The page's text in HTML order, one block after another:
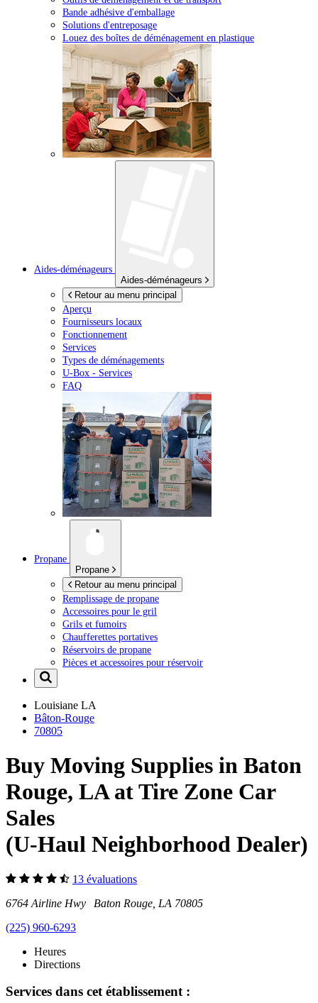
Bande adhésive d'emballage
Solutions d'entreposage
Louez des boîtes de déménagement en plastique
Aides-déménageurs
Aides-déménageurs
Retour au menu principal
Aperçu
Fournisseurs locaux
Fonctionnement
Services
Types de déménagements
U-Box - Services
FAQ
Propane
Propane
Retour au menu principal
Remplissage de propane
Accessoires pour le gril
Grils et fumoirs
Chaufferettes portatives
Réservoirs de propane
Pièces et accessoires pour réservoir
Louisiane LA
Bâton-Rouge
70805
Buy Moving Supplies in Baton
Rouge, LA at Tire Zone Car
Sales
(U-Haul Neighborhood Dealer)
13 évaluations
6764 Airline Hwy Baton Rouge, LA 70805
(225) 960-6293
Heures
Directions
Services dans cet établissement :